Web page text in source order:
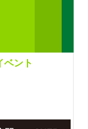
ベント